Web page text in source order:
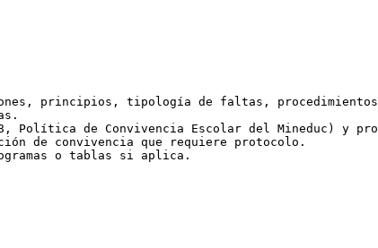
principios, tipología de faltas, procedimientos
de Convivencia Escolar del Mineduc) y
de convivencia que requiere protocolo.
o tablas si aplica.